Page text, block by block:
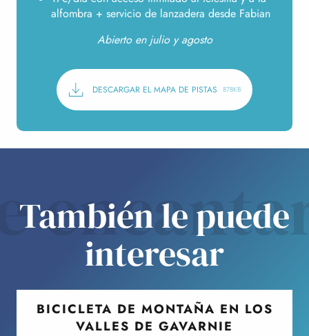
alfombra + servicio de lanzadera desde Fabian
Abierto en julio y agosto
DESCARGAR EL MAPA DE PISTAS 878KB
También le puede
interesar
BICICLETA DE MONTAÑA EN LOS
VALLES DE GAVARNIE